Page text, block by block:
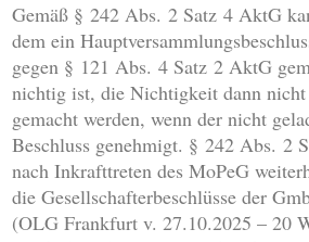
Gemäß § 242 Abs. 2 Satz 4 AktG
dem ein
gegen § 121 Abs. 4 Satz 2 AktG
nichtig ist, die Nichtigkeit dann
gemacht werden, wenn der nicht
Beschluss genehmigt. § 242 Abs. 2
nach Inkrafttreten des MoPeG
die Gesellschafterbeschlüsse der
(OLG Frankfurt v. 27.10.2025 – 20